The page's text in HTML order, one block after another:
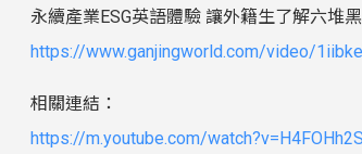
永續產業ESG英語體驗 讓外籍生了解六堆
https://www.ganjingworld.com/video/
相關連結：
https://m.youtube.com/